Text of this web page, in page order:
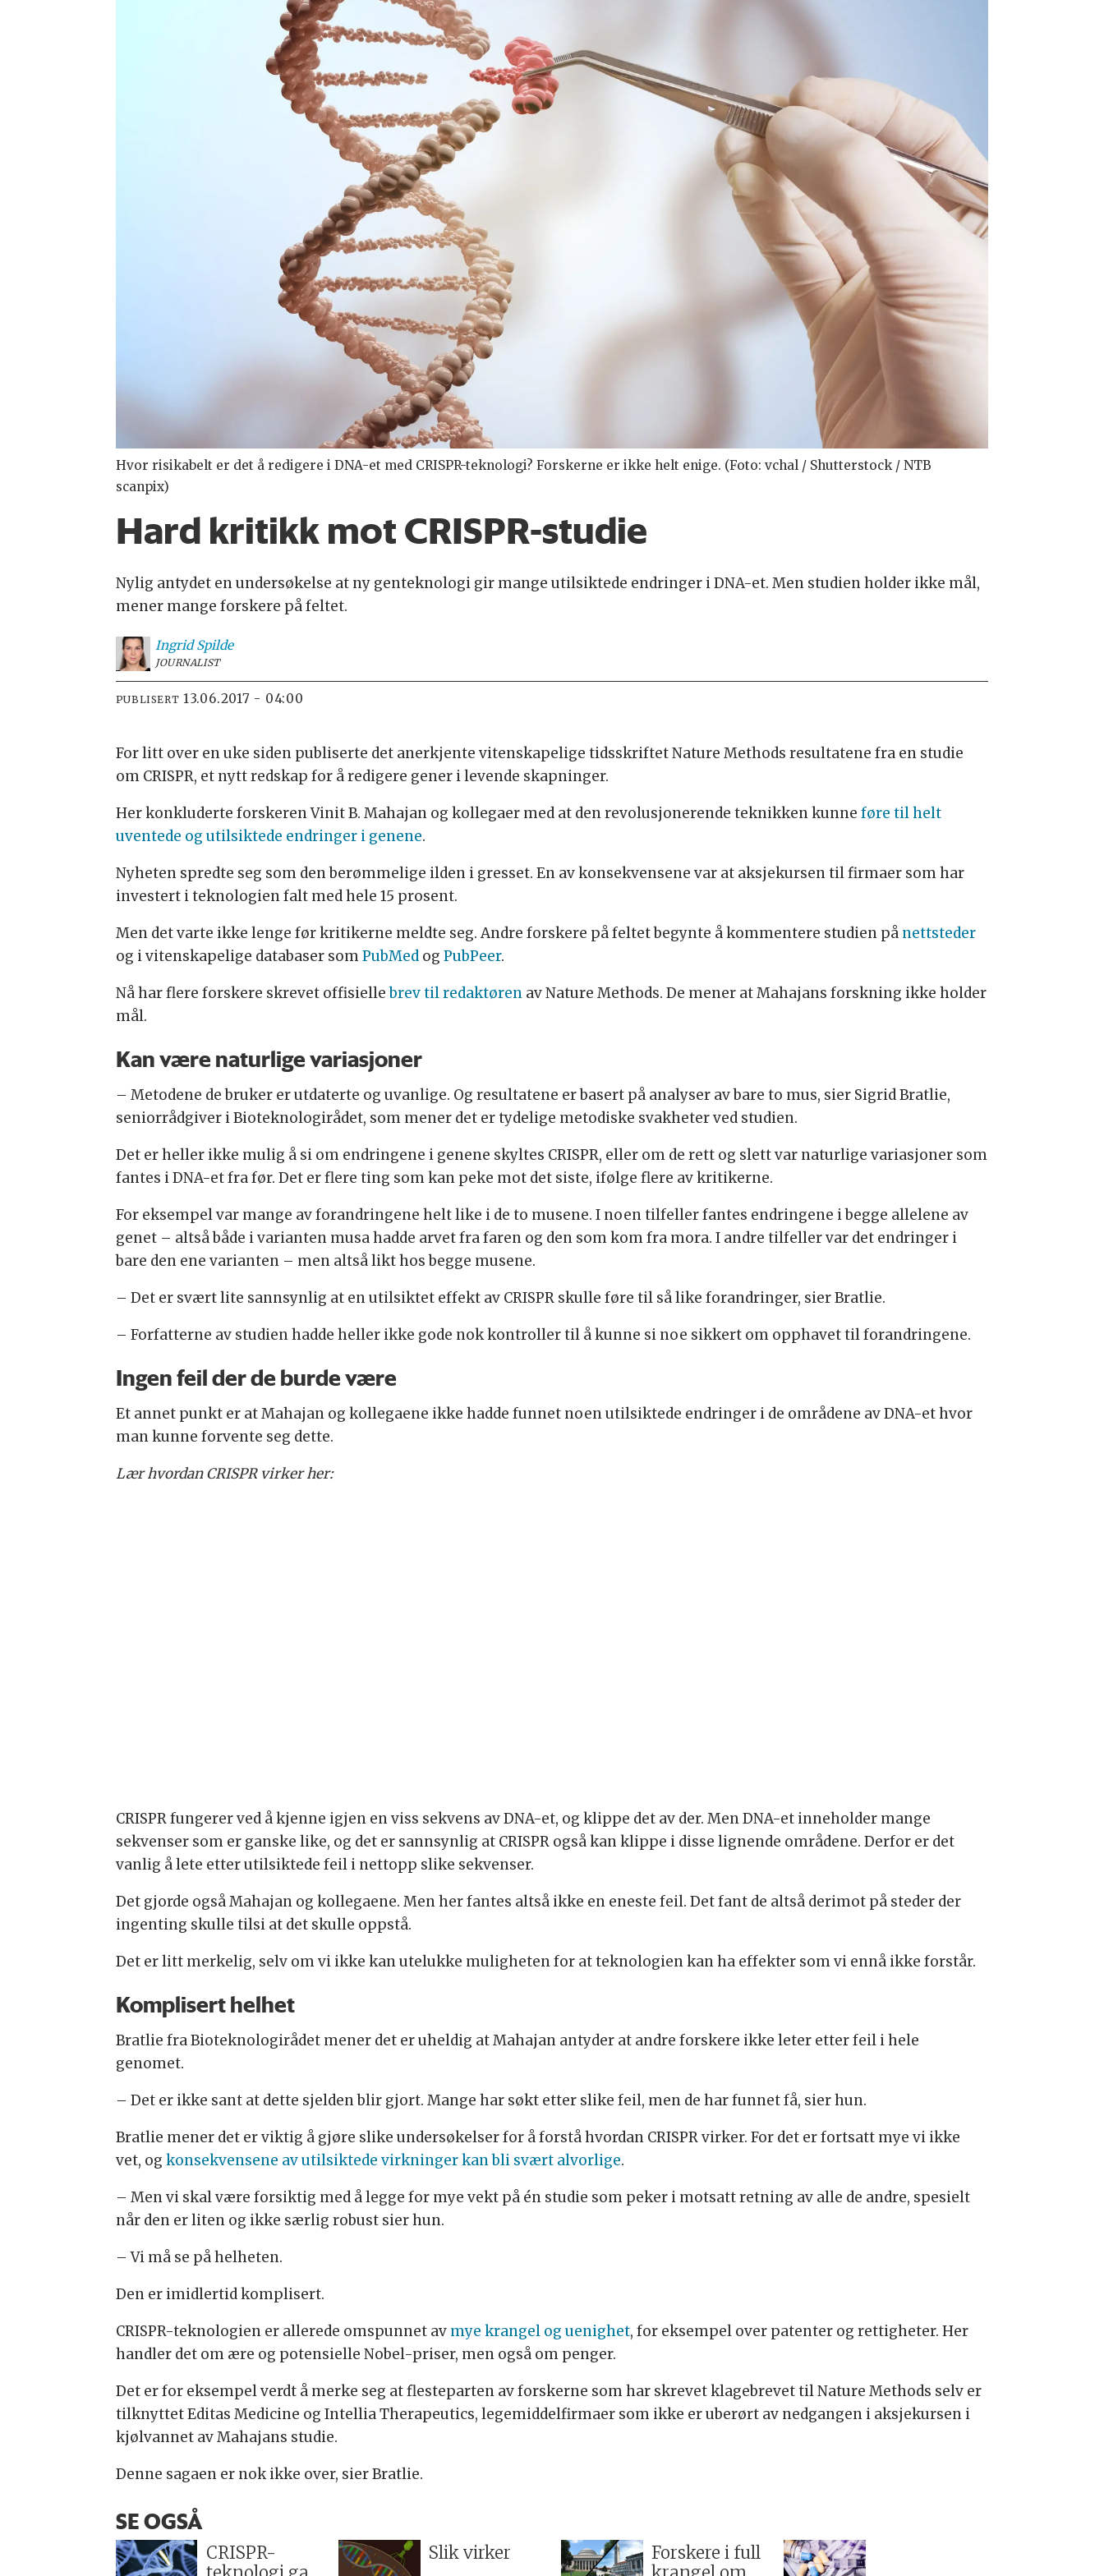
Hvor risikabelt er det å redigere i DNA-et med CRISPR-teknologi? Forskerne er ikke helt enige. (Foto: vchal / Shutterstock / NTB
scanpix)
Hard kritikk mot CRISPR-studie
Nylig antydet en undersøkelse at ny genteknologi gir mange utilsiktede endringer i DNA-et. Men studien holder ikke mål,
mener mange forskere på feltet.
Ingrid Spilde
JOURNALIST
PUBLISERT 13.06.2017 - 04:00
For litt over en uke siden publiserte det anerkjente vitenskapelige tidsskriftet Nature Methods resultatene fra en studie
om CRISPR, et nytt redskap for å redigere gener i levende skapninger.
Her konkluderte forskeren Vinit B. Mahajan og kollegaer med at den revolusjonerende teknikken kunne føre til helt
uventede og utilsiktede endringer i genene.
Nyheten spredte seg som den berømmelige ilden i gresset. En av konsekvensene var at aksjekursen til firmaer som har
investert i teknologien falt med hele 15 prosent.
Men det varte ikke lenge før kritikerne meldte seg. Andre forskere på feltet begynte å kommentere studien på nettsteder
og i vitenskapelige databaser somPubMedog PubPeer.
Nå har flere forskere skrevet offisiellebrev til redaktørenav Nature Methods. De mener at Mahajans forskning ikke holder
mål.
Kan være naturlige variasjoner
– Metodene de bruker er utdaterte og uvanlige. Og resultatene er basert på analyser av bare to mus, sier Sigrid Bratlie,
seniorrådgiver i Bioteknologirådet, som mener det er tydelige metodiske svakheter ved studien.
Det er heller ikke mulig å si om endringene i genene skyltes CRISPR, eller om de rett og slett var naturlige variasjoner som
fantes i DNA-et fra før. Det er flere ting som kan peke mot det siste, ifølge flere av kritikerne.
For eksempel var mange av forandringene helt like i de to musene. I noen tilfeller fantes endringene i begge allelene av
genet – altså både i varianten musa hadde arvet fra faren og den som kom fra mora. I andre tilfeller var det endringer i
bare den ene varianten – men altså likt hos begge musene.
– Det er svært lite sannsynlig at en utilsiktet effekt av CRISPR skulle føre til så like forandringer, sier Bratlie.
– Forfatterne av studien hadde heller ikke gode nok kontroller til å kunne si noe sikkert om opphavet til forandringene.
Ingen feil der de burde være
Et annet punkt er at Mahajan og kollegaene ikke hadde funnet noen utilsiktede endringer i de områdene av DNA-et hvor
man kunne forvente seg dette.
Lær hvordan CRISPR virker her:
CRISPR fungerer ved å kjenne igjen en viss sekvens av DNA-et, og klippe det av der. Men DNA-et inneholder mange
sekvenser som er ganske like, og det er sannsynlig at CRISPR også kan klippe i disse lignende områdene. Derfor er det
vanlig å lete etter utilsiktede feil i nettopp slike sekvenser.
Det gjorde også Mahajan og kollegaene. Men her fantes altså ikke en eneste feil. Det fant de altså derimot på steder der
ingenting skulle tilsi at det skulle oppstå.
Det er litt merkelig, selv om vi ikke kan utelukke muligheten for at teknologien kan ha effekter som vi ennå ikke forstår.
Komplisert helhet
Bratlie fra Bioteknologirådet mener det er uheldig at Mahajan antyder at andre forskere ikke leter etter feil i hele
genomet.
– Det er ikke sant at dette sjelden blir gjort. Mange har søkt etter slike feil, men de har funnet få, sier hun.
Bratlie mener det er viktig å gjøre slike undersøkelser for å forstå hvordan CRISPR virker. For det er fortsatt mye vi ikke
vet, og konsekvensene av utilsiktede virkninger kan bli svært alvorlige.
– Men vi skal være forsiktig med å legge for mye vekt på én studie som peker i motsatt retning av alle de andre, spesielt
når den er liten og ikke særlig robust sier hun.
– Vi må se på helheten.
Den er imidlertid komplisert.
CRISPR-teknologien er allerede omspunnet av mye krangel og uenighet, for eksempel over patenter og rettigheter. Her
handler det om ære og potensielle Nobel-priser, men også om penger.
Det er for eksempel verdt å merke seg at flesteparten av forskerne som har skrevet klagebrevet til Nature Methods selv er
tilknyttet Editas Medicine og Intellia Therapeutics, legemiddelfirmaer som ikke er uberørt av nedgangen i aksjekursen i
kjølvannet av Mahajans studie.
Denne sagaen er nok ikke over, sier Bratlie.
SE OGSÅ
CRISPR-
Slik virker
Forskere i full